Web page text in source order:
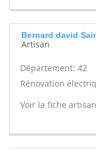
Bernard david
Artisan
Département: 42
Rénovation
Voir la fiche